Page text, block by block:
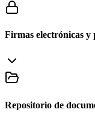
Firmas electrónicas y
Repositorio de